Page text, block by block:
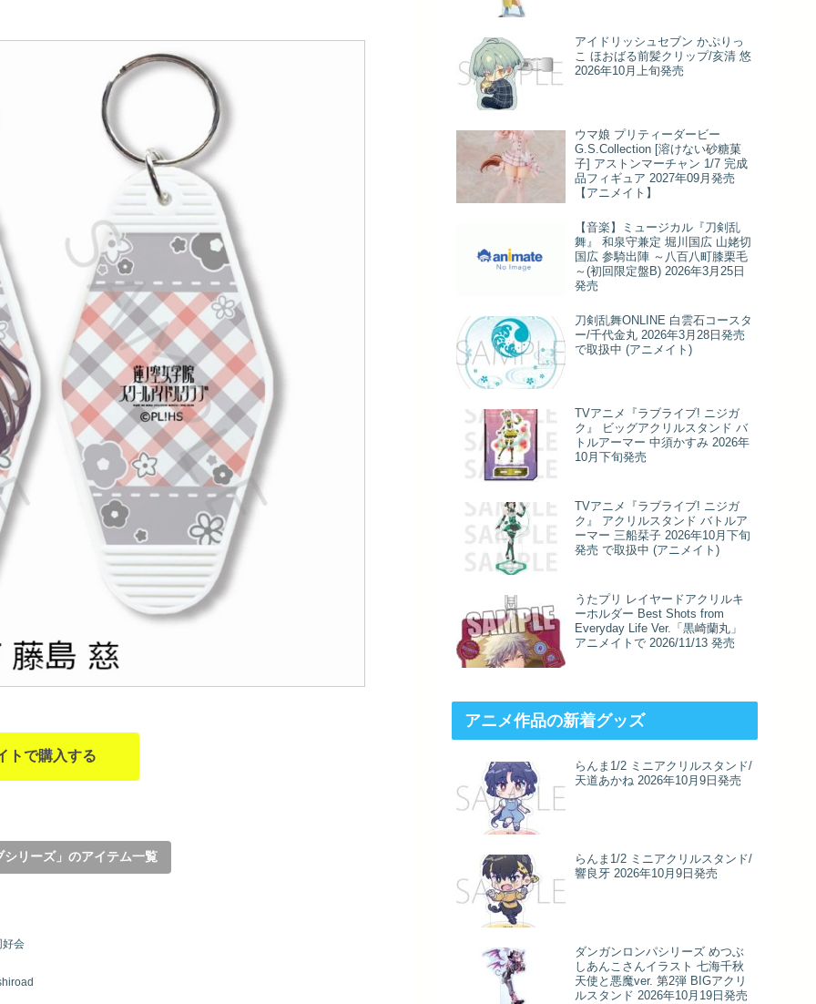
トで購入する
リーズ」のアイテム一覧
好会
アイドリッシュセブン かぷりっ
こ ほおばる前髪クリップ/亥清 悠
2026年10月上旬発売
ウマ娘 プリティーダービー
G.S.Collection [溶けない砂糖菓
子] アストンマーチャン 1/7 完成
品フィギュア 2027年09月発売
【アニメイト】
【音楽】ミュージカル『刀剣乱
舞』 和泉守兼定 堀川国広 山姥切
国広 参騎出陣 ～八百八町膝栗毛
～(初回限定盤B) 2026年3月25日
発売
刀剣乱舞ONLINE 白雲石コースタ
ー/千代金丸 2026年3月28日発売
で取扱中 (アニメイト)
TVアニメ『ラブライブ! ニジガ
ク』 ビッグアクリルスタンド バ
トルアーマー 中須かすみ 2026年
10月下旬発売
TVアニメ『ラブライブ! ニジガ
ク』 アクリルスタンド バトルア
ーマー 三船栞子 2026年10月下旬
発売 で取扱中 (アニメイト)
うたプリ レイヤードアクリルキ
ーホルダー Best Shots from
Everyday Life Ver.「黒崎蘭丸」
アニメイトで 2026/11/13 発売
アニメ作品の新着グッズ
らんま1/2 ミニアクリルスタンド/
天道あかね 2026年10月9日発売
らんま1/2 ミニアクリルスタンド/
響良牙 2026年10月9日発売
ダンガンロンパシリーズ めつぶ
しあんこさんイラスト 七海千秋
天使と悪魔ver. 第2弾 BIGアクリ
ルスタンド 2026年10月19日発売